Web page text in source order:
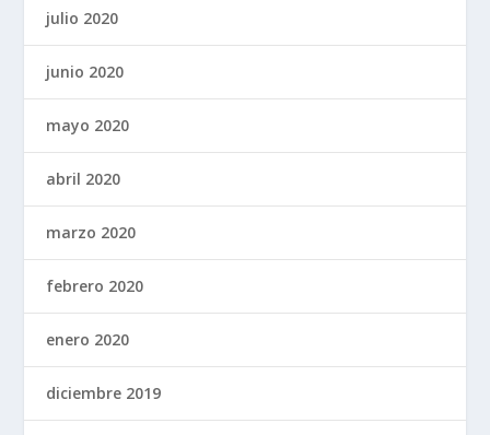
julio 2020
junio 2020
mayo 2020
abril 2020
marzo 2020
febrero 2020
enero 2020
diciembre 2019